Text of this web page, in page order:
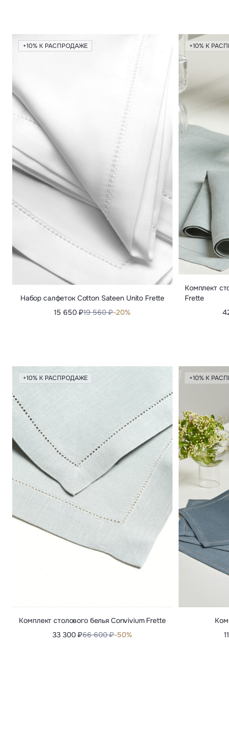
+10% К РАСПРОДАЖЕ
Набор салфеток Cotton Sateen Unito Frette
15 650 ₽19 560 ₽-20%
+10% К
Комплект
Frette
+10% К РАСПРОДАЖЕ
Комплект столового белья Convivium Frette
33 300 ₽66 600 ₽-50%
+10% К